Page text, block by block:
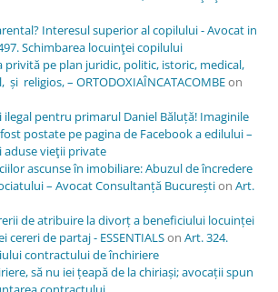
Interesul superior al copilului - Avocat in
Schimbarea locuinţei copilului
pe plan juridic, politic, istoric, medical,
și religios, – ORTODOXIAÎNCATACOMBEon
pentru primarul Daniel Băluță! Imaginile
postate pe pagina de Facebook a edilului –
aduse vieţii private
ascunse în imobiliare: Abuzul de încredere
– Avocat Consultanță Bucureștion Art.
de atribuire la divorț a beneficiului locuinței
cereri de partaj - ESSENTIALSon Art. 324.
contractului de închiriere
să nu iei țeapă de la chiriași; avocații spun